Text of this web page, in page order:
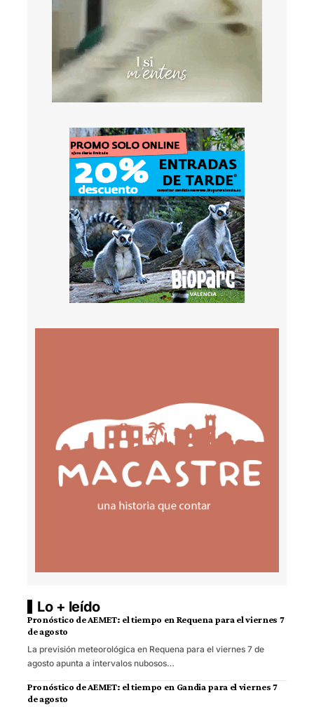
Lo + leído
Pronóstico de AEMET: el tiempo en Requena para el viernes 7
de agosto
La previsión meteorológica en Requena para el viernes 7 de
agosto apunta a intervalos nubosos…
Pronóstico de AEMET: el tiempo en Gandia para el viernes 7
de agosto